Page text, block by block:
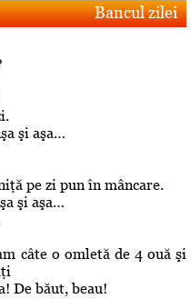
Bancul zilei
şi aşa…
pe zi pun în mâncare.
şi aşa…
câte o omletă de 4 ouă şi
De băut, beau!